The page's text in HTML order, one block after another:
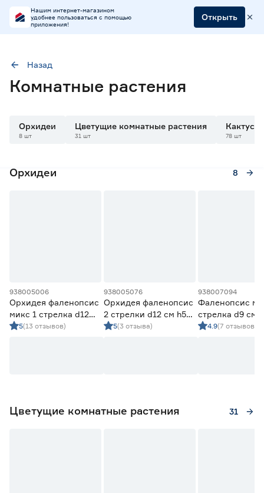
Нашим интернет-магазином
удобнее пользоваться с помощью
приложения!
Открыть
Назад
Комнатные растения
Орхидеи
8 шт
Цветущие комнатные растения
31 шт
Кактусы
78 шт
Орхидеи 8
938005006
Орхидея фаленопсис
микс 1 стрелка d12
см h50 см
5(13 отзывов)
938005076
Орхидея фаленопсис
2 стрелки d12 см h55
см5(3 отзыва)
938007094
Фаленопсис
стрелка d9 см
4.9(7 отзывов)
Цветущие комнатные растения 31